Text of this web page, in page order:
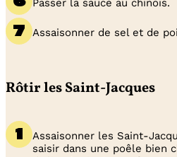
Passer la sauce au chinois.
Assaisonner de sel et de
Rôtir les Saint-Jacques
Assaisonner les Saint-
saisir dans une poêle bien